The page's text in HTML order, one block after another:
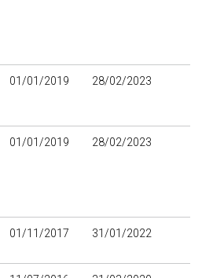
01/01/2019 28/02/2023
01/01/2019 28/02/2023
01/11/2017 31/01/2022